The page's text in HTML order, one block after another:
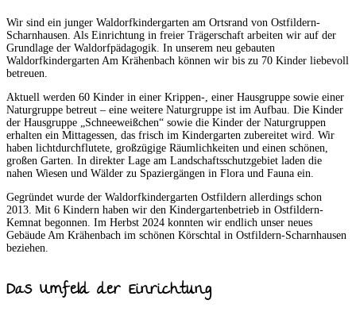
Wir sind ein junger Waldorfkindergarten am Ortsrand von Ostfildern-
Scharnhausen. Als Einrichtung in freier Trägerschaft arbeiten wir auf der
Grundlage der Waldorfpädagogik. In unserem neu gebauten
Waldorfkindergarten Am Krähenbach können wir bis zu 70 Kinder liebevoll
betreuen.
Aktuell werden 60 Kinder in einer Krippen-, einer Hausgruppe sowie einer
Naturgruppe betreut – eine weitere Naturgruppe ist im Aufbau. Die Kinder
der Hausgruppe „Schneeweißchen“ sowie die Kinder der Naturgruppen
erhalten ein Mittagessen, das frisch im Kindergarten zubereitet wird. Wir
haben lichtdurchflutete, großzügige Räumlichkeiten und einen schönen,
großen Garten. In direkter Lage am Landschaftsschutzgebiet laden die
nahen Wiesen und Wälder zu Spaziergängen in Flora und Fauna ein.
Gegründet wurde der Waldorfkindergarten Ostfildern allerdings schon
2013. Mit 6 Kindern haben wir den Kindergartenbetrieb in Ostfildern-
Kemnat begonnen. Im Herbst 2024 konnten wir endlich unser neues
Gebäude Am Krähenbach im schönen Körschtal in Ostfildern-Scharnhausen
beziehen.
Das Umfeld der Einrichtung